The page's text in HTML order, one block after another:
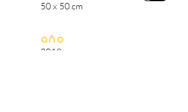
50 x 50 cm
Año
2019